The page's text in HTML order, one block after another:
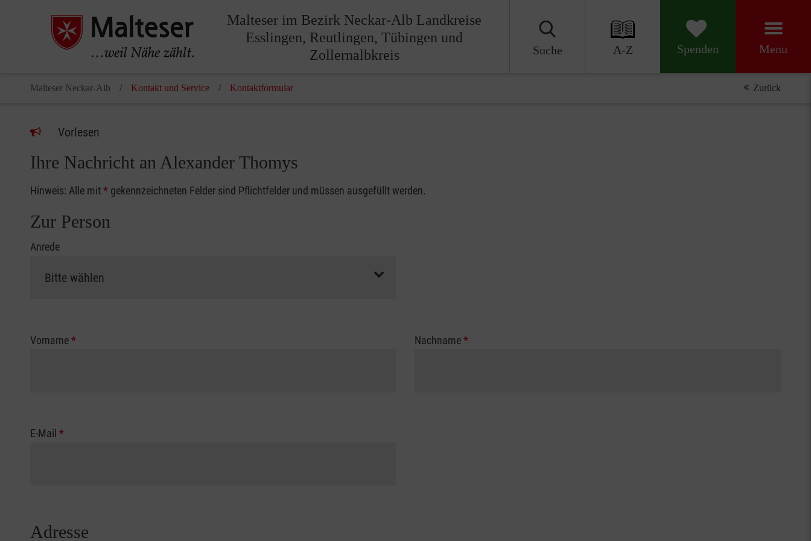
Malteser im Bezirk Neckar-Alb Landkreise
Esslingen, Reutlingen, Tübingen und
Zollernalbkreis
Suche A-Z Spenden Menu
Malteser Neckar-Alb Kontakt und Service Kontaktformular Zurück
Vorlesen
Ihre Nachricht an Alexander Thomys
Hinweis: Alle mit* gekennzeichneten Felder sind Pflichtfelder und müssen ausgefüllt werden.
Zur Person
Anrede
Vorname* Nachname*
E-Mail *
Adresse